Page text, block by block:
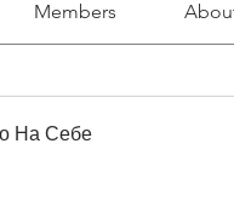
Members
На Себе